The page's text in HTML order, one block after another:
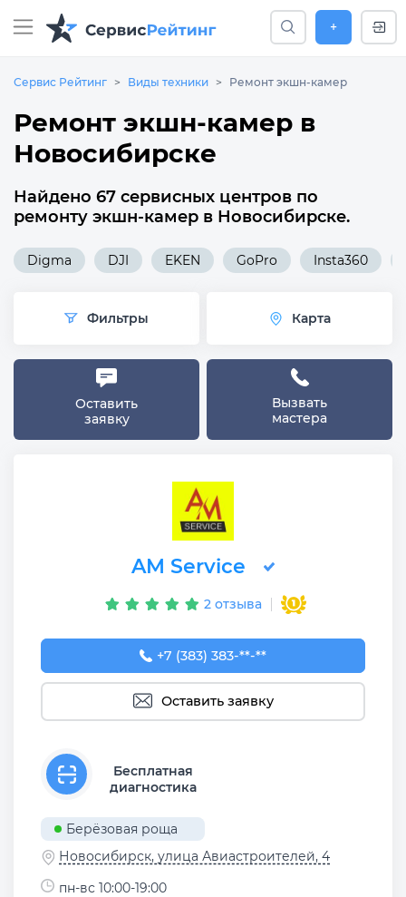
+
Сервис Рейтинг Виды техники Ремонт экшн-камер
Ремонт экшн-камер в
Новосибирске
Найдено 67 сервисных центров по
ремонту экшн-камер в Новосибирске.
Digma DJI EKEN GoPro Insta360
Фильтры Карта
Оставить
заявку
Вызвать
мастера
AM Service
2 отзыва
+7 (383) 383-65-03
+7 (383) 383-**-**
Оставить заявку
Бесплатная
диагностика
Берёзовая роща
Новосибирск, улица Авиастроителей, 4
пн-вс 10:00-19:00